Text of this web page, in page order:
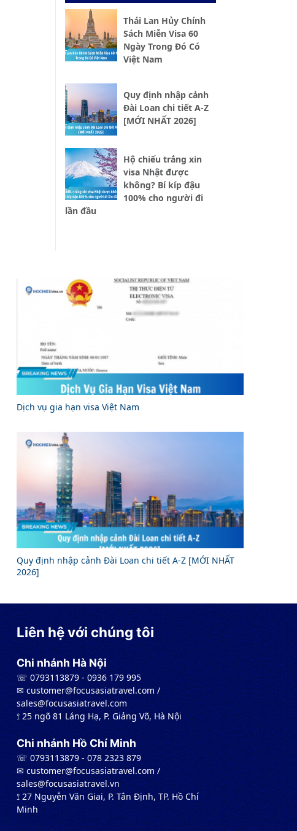
Thái Lan Hủy Chính
Sách Miễn Visa 60
Ngày Trong Đó Có
Việt Nam
Quy định nhập cảnh
Đài Loan chi tiết A-Z
[MỚI NHẤT 2026]
Hộ chiếu trắng xin
visa Nhật được
không? Bí kíp đậu
100% cho người đi
lần đầu
Dịch vụ gia hạn visa Việt Nam
Quy định nhập cảnh Đài Loan chi tiết A-Z [MỚI NHẤT
2026]
Liên hệ với chúng tôi
Chi nhánh Hà Nội
☏ 0793113879 - 0936 179 995
✉︎ customer@focusasiatravel.com /
sales@focusasiatravel.com
⟟ 25 ngõ 81 Láng Hạ, P. Giảng Võ, Hà Nội
Chi nhánh Hồ Chí Minh
☏ 0793113879 - 078 2323 879
✉︎ customer@focusasiatravel.com /
sales@focusasiatravel.vn
⟟ 27 Nguyễn Văn Giai, P. Tân Định, TP. Hồ Chí
Minh